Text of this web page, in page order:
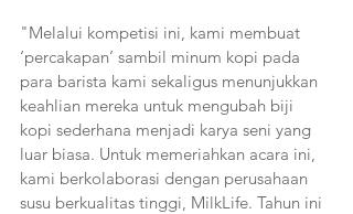
"Melalui kompetisi ini, kami membuat
‘percakapan’ sambil minum kopi pada
para barista kami sekaligus menunjukkan
keahlian mereka untuk mengubah biji
kopi sederhana menjadi karya seni yang
luar biasa. Untuk memeriahkan acara ini,
kami berkolaborasi dengan perusahaan
susu berkualitas tinggi, MilkLife. Tahun ini